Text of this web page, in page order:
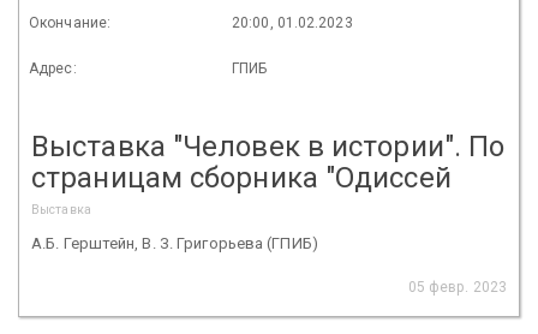
Окончание: 20:00, 01.02.2023
Адрес: ГПИБ
Выставка "Человек в истории". По
страницам сборника "Одиссей
Выставка
А.Б. Герштейн, В. З. Григорьева (ГПИБ)
05 февр. 2023